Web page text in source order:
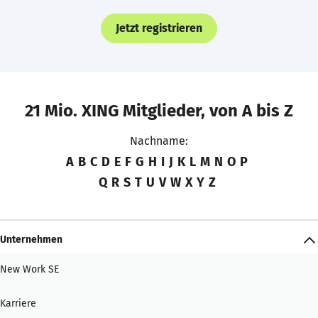
Jetzt registrieren
21 Mio. XING Mitglieder, von A bis Z
Nachname:
A B C D E F G H I J K L M N O P
Q R S T U V W X Y Z
Unternehmen
New Work SE
Karriere